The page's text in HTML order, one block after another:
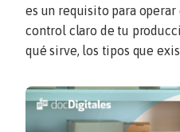
Emprendimiento
Noticias
Comunicados
es un requisito para
control claro de tu
qué sirve, los tipos que